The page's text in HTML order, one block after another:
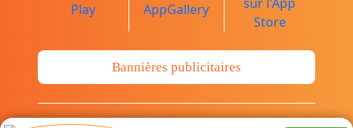
Bannières publicitaires